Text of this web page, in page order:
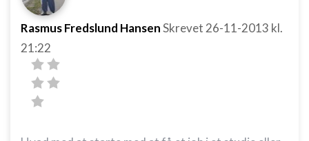
Rasmus Fredslund HansenSkrevet 26-11-2013 kl.
21:22